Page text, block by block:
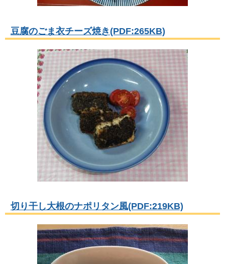
豆腐のごま衣チーズ焼き(PDF:265KB)
切り干し大根のナポリタン風(PDF:219KB)